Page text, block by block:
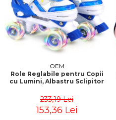
OEM
Role Reglabile pentru Copii
cu Lumini, Albastru Sclipitor
233,19 Lei
153,36 Lei